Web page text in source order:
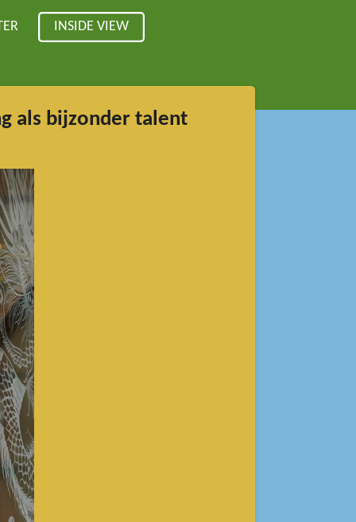
INSIDE VIEW
als bijzonder talent